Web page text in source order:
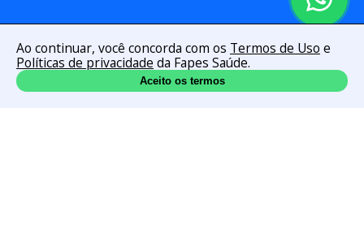
Ao continuar, você concorda com os Termos de Uso e
Políticas de privacidade da Fapes Saúde.
Aceito os termos